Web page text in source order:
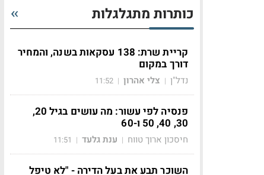
כותרות מתגלגלות
קריית שרת: 138 עסקאות בשנה, והמחיר
דורך במקום
נדל"ן | צלי אהרון |
11:52
פנסיה לפי עשור: מה עושים בגיל 20,
30, 40, 50 ו-60
חיסכון ארוך טווח | ענת גלעד |
11:51
השוכר תבע את בעל הדירה - "לא טיפל